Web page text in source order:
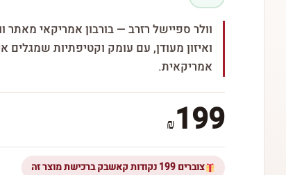
וולר ספיישל רזרב — בורבון אמריקאי מאתר
ואיזון מעודן, עם עומק וקטיפתיות שמגלים
אמריקאית.
₪199
צוברים 199 נקודות קאשבק ברכישת מוצר זה